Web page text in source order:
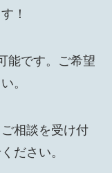
！
能です。ご希望
。
相談を受け付
ださい。